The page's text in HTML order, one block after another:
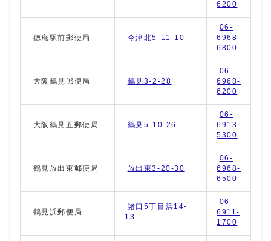
6200
徳庵駅前郵便局 今津北5-11-10
06-
6968-
6800
大阪鶴見郵便局 鶴見3-2-28
06-
6968-
6200
大阪鶴見五郵便局 鶴見5-10-26
06-
6913-
5300
鶴見放出東郵便局 放出東3-20-30
06-
6968-
6500
鶴見浜郵便局
諸口5丁目浜14-
13
06-
6911-
1700